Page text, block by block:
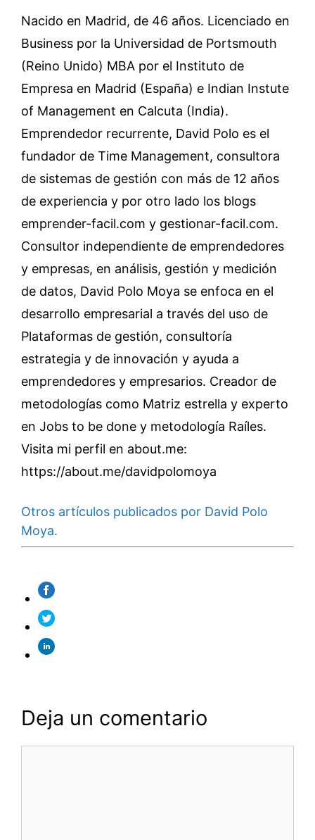
Nacido en Madrid, de 46 años. Licenciado en
Business por la Universidad de Portsmouth
(Reino Unido) MBA por el Instituto de
Empresa en Madrid (España) e Indian Instute
of Management en Calcuta (India).
Emprendedor recurrente, David Polo es el
fundador de Time Management, consultora
de sistemas de gestión con más de 12 años
de experiencia y por otro lado los blogs
emprender-facil.com y gestionar-facil.com.
Consultor independiente de emprendedores
y empresas, en análisis, gestión y medición
de datos, David Polo Moya se enfoca en el
desarrollo empresarial a través del uso de
Plataformas de gestión, consultoría
estrategia y de innovación y ayuda a
emprendedores y empresarios. Creador de
metodologías como Matriz estrella y experto
en Jobs to be done y metodología Raíles.
Visita mi perfil en about.me:
https://about.me/davidpolomoya
Otros artículos publicados por David Polo
Moya.
Deja un comentario